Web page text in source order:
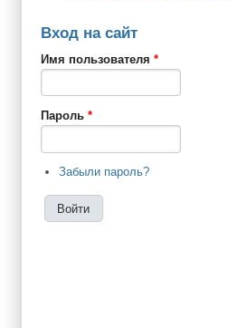
Вход на сайт
Имя пользователя *
Пароль *
Забыли пароль?